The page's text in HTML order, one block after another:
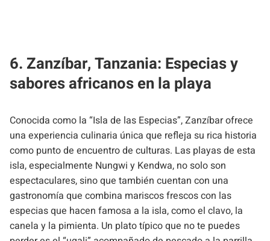
6. Zanzíbar, Tanzania: Especias y
sabores africanos en la playa
Conocida como la “Isla de las Especias”, Zanzíbar ofrece
una experiencia culinaria única que refleja su rica historia
como punto de encuentro de culturas. Las playas de esta
isla, especialmente Nungwi y Kendwa, no solo son
espectaculares, sino que también cuentan con una
gastronomía que combina mariscos frescos con las
especias que hacen famosa a la isla, como el clavo, la
canela y la pimienta. Un plato típico que no te puedes